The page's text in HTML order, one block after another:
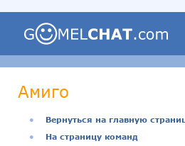
Амиго
●
Вернуться на главную
●
На страницу команд